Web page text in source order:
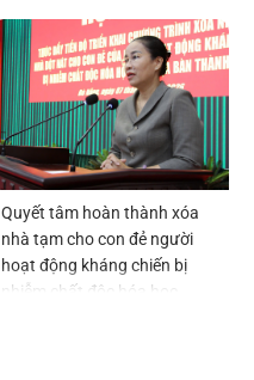
Quyết tâm hoàn thành xóa
nhà tạm cho con đẻ người
hoạt động kháng chiến bị
nhiễm chất độc hóa học